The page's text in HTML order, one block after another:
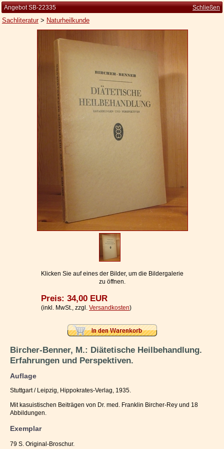
Kleine Kulturgeschichte
Die Brockhaus Auflagen
Die Meyer Auflagen
Zu den Angeboten
Widerrufsbelehrung
Datenschutzerklärung
Ihr Warenkorb
Angebot SB-22335 Schließen
Sachliteratur> Naturheilkunde
Klicken Sie auf eines der Bilder, um die Bildergalerie
zu öffnen.
Preis: 34,00 EUR
(inkl. MwSt., zzgl. Versandkosten)
Bircher-Benner, M.: Diätetische Heilbehandlung.
Erfahrungen und Perspektiven.
Auflage
Stuttgart / Leipzig, Hippokrates-Verlag, 1935.
Mit kasuistischen Beiträgen von Dr. med. Franklin Bircher-Rey und 18
Abbildungen.
Exemplar
79 S. Original-Broschur.